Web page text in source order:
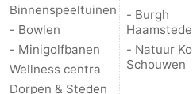
Binnenspeeltuinen
- Bowlen
- Minigolfbanen
Wellness centra
Dorpen & Steden
- Burgh
Haamstede
- Natuur
Schouwen